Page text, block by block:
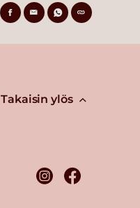
Takaisin ylös